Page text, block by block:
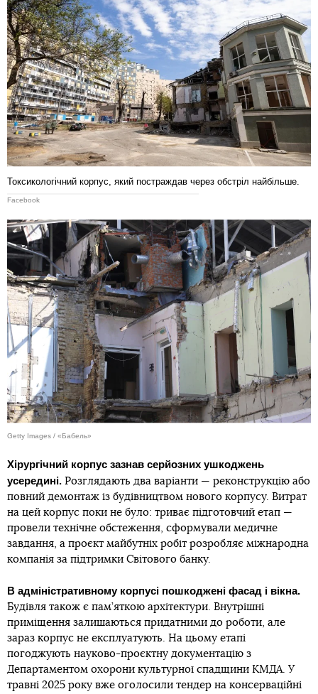
Токсикологічний корпус, який постраждав через обстріл найбільше.
Facebook
Getty Images / «Бабель»
Хірургічний корпус зазнав серйозних ушкоджень
усередині. Розглядають два варіанти — реконструкцію або
повний демонтаж із будівництвом нового корпусу. Витрат
на цей корпус поки не було: триває підготовчий етап —
провели технічне обстеження, сформували медичне
завдання, а проєкт майбутніх робіт розробляє міжнародна
компанія за підтримки Світового банку.
В адміністративному корпусі пошкоджені фасад і вікна.
Будівля також є пам’яткою архітектури. Внутрішні
приміщення залишаються придатними до роботи, але
зараз корпус не експлуатують. На цьому етапі
погоджують науково-проєктну документацію з
Департаментом охорони культурної спадщини КМДА. У
травні 2025 року вже оголосили тендер на консерваційні